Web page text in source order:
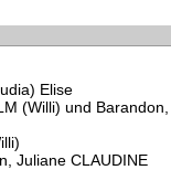
Elise
(Willi) und Barandon,
Juliane CLAUDINE